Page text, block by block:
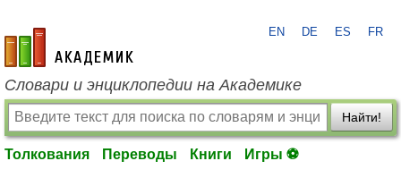
academic.ru
EN DE ES FR
Словари и энциклопедии на Академике
Найти!
Толкования Переводы Книги Игры ⚽